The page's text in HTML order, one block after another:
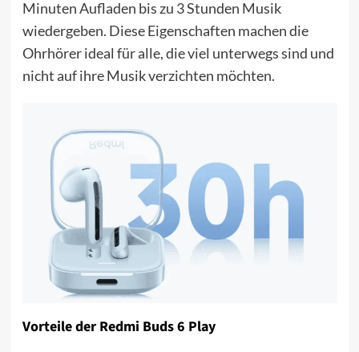
Minuten Aufladen bis zu 3 Stunden Musik
wiedergeben. Diese Eigenschaften machen die
Ohrhörer ideal für alle, die viel unterwegs sind und
nicht auf ihre Musik verzichten möchten.
Vorteile der Redmi Buds 6 Play